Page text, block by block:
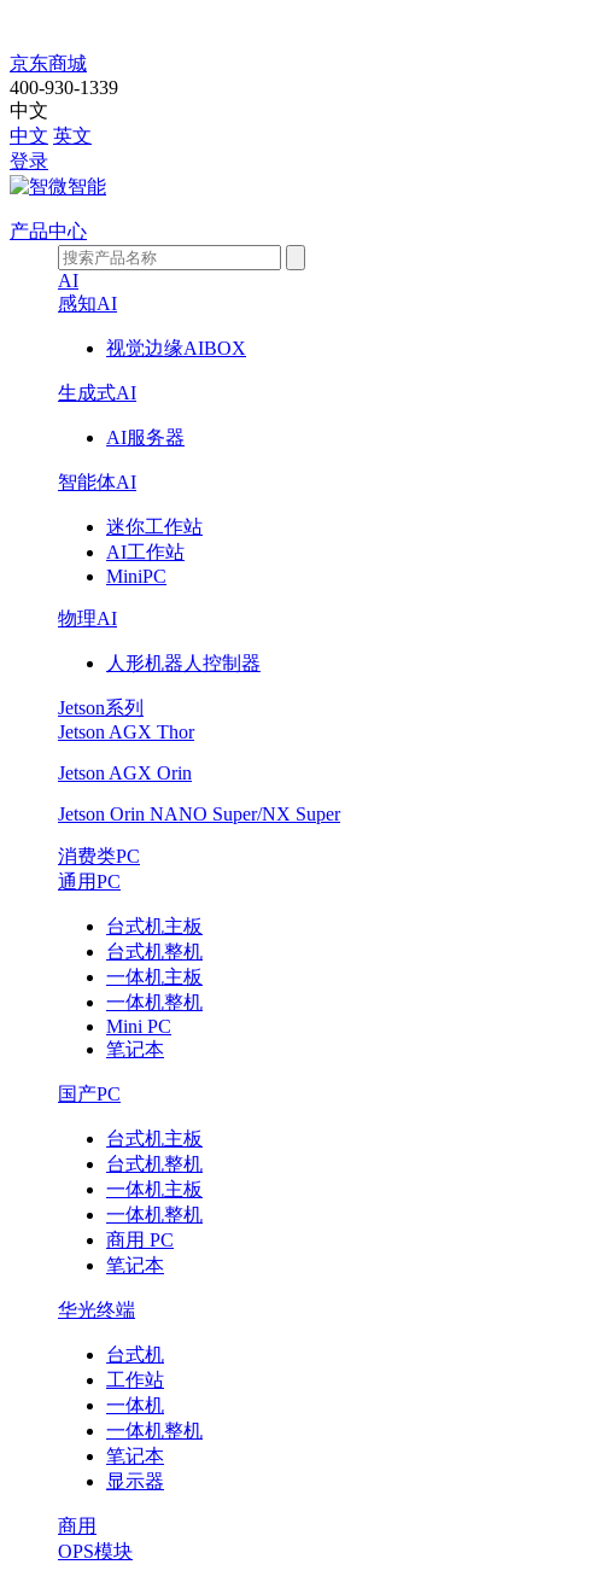
走
进
智
微
京东商城
400-930-1339
中文
中文 英文
登录
产品中心
AI
感知AI
视觉边缘AIBOX
生成式AI
AI服务器
智能体AI
迷你工作站
AI工作站
MiniPC
物理AI
人形机器人控制器
Jetson系列
Jetson AGX Thor
Jetson AGX Orin
Jetson Orin NANO Super/NX Super
消费类PC
通用PC
台式机主板
台式机整机
一体机主板
一体机整机
Mini PC
笔记本
国产PC
台式机主板
台式机整机
一体机主板
一体机整机
商用 PC
笔记本
华光终端
台式机
工作站
一体机
一体机整机
笔记本
显示器
商用
OPS模块